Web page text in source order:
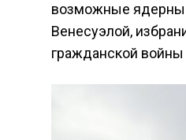
возможные
Венесуэлой,
гражданской войны